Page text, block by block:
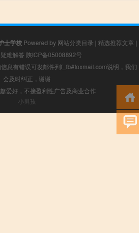
士学校Powered by 网站分类目录 | 精选推荐文章 |
疑难解答 陕ICP备05008892号
息有错误可发邮件到f_fb#foxmail.com说明，我们
会及时纠正，谢谢
爱好，不接盈利性广告及商业合作
小男孩